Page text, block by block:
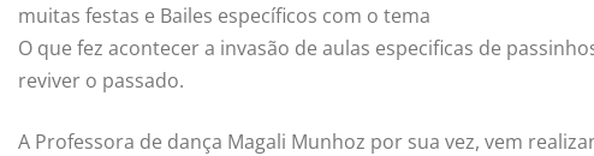
muitas festas e Bailes específicos com o tema
O que fez acontecer a invasão de aulas especificas de
reviver o passado.
A Professora de dança Magali Munhoz por sua vez, vem